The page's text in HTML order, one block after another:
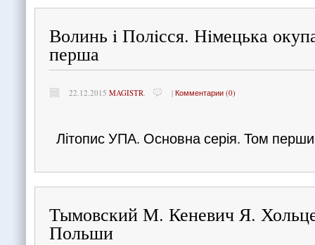
Волинь i Полiсся. Нiмецька
перша
22.12.2015 MAGISTR. | Комментарии (0)
Літопис УПА. Основна серія. Том
Тымовский М. Кеневич Я.
Польши